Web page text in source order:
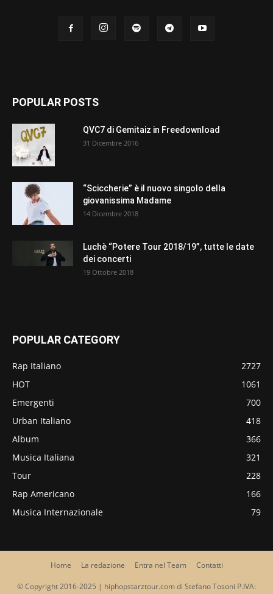
POPULAR POSTS
QVC7 di Gemitaiz in Freedownload
31 Dicembre 2016
“Sciccherie” è il nuovo singolo della
giovanissima Madame
14 Dicembre 2018
Luchè “Potere Tour 2018/19”, tutte le date
dei concerti
19 Ottobre 2018
POPULAR CATEGORY
Rap Italiano
2727
HOT
1061
Emergenti
700
Urban Italiano
418
Album
366
Musica Italiana
321
Tour
228
Rap Americano
166
Musica Internazionale
79
Home La redazione Entra nel Team Contatti
© Copyright 2016-2025 | hiphopstarztour.com di Stefano Tosoni P.IVA: